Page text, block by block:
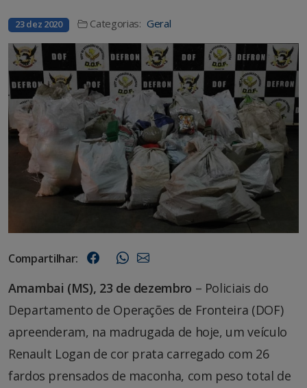
23 dez 2020 Categorias: Geral
Compartilhar:
Amambai (MS), 23 de dezembro – Policiais do
Departamento de Operações de Fronteira (DOF)
apreenderam, na madrugada de hoje, um veículo
Renault Logan de cor prata carregado com 26
fardos prensados de maconha, com peso total de